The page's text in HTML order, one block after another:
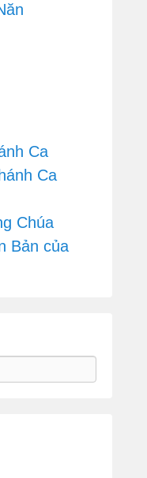
Ca
Ca
Chúa
Bản của